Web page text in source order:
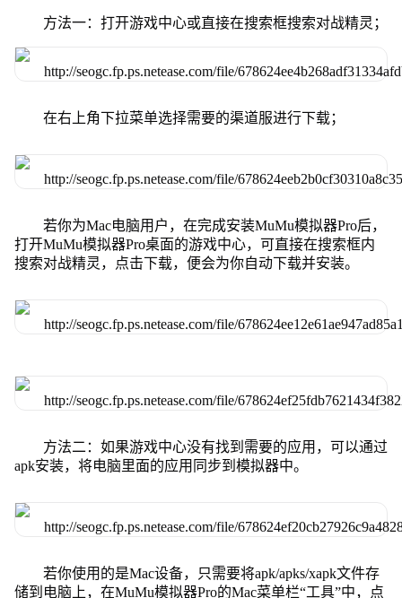
方法一：打开游戏中心或直接在搜索框搜索对战精灵；
在右上角下拉菜单选择需要的渠道服进行下载；
若你为Mac电脑用户，在完成安装MuMu模拟器Pro后，
打开MuMu模拟器Pro桌面的游戏中心，可直接在搜索框内
搜索对战精灵，点击下载，便会为你自动下载并安装。
方法二：如果游戏中心没有找到需要的应用，可以通过
apk安装，将电脑里面的应用同步到模拟器中。
若你使用的是Mac设备，只需要将apk/apks/xapk文件存
储到电脑上，在MuMu模拟器Pro的Mac菜单栏“工具”中，点